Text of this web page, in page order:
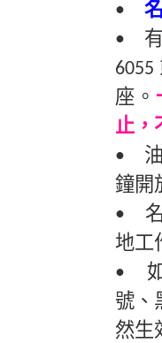
•
• 有
座。
止，
• 油
鐘開
• 名
地工
• 如
號、
然生